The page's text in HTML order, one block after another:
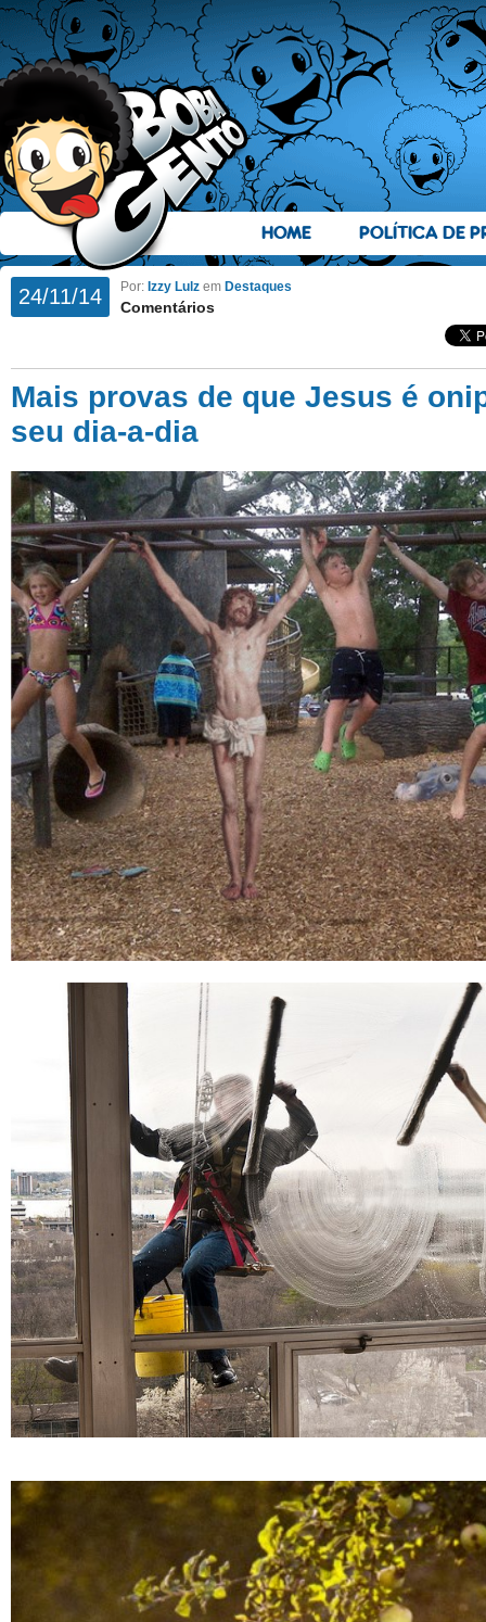
HOME POLÍTICA DE
24/11/14 Por: Izzy Lulz em Destaques
Comentários
Mais provas de que Jesus é
seu dia-a-dia